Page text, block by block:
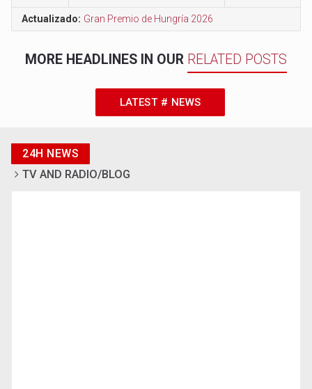
Actualizado: Gran Premio de Hungría 2026
MORE HEADLINES IN OUR RELATED POSTS
LATEST # NEWS
24H NEWS
TV AND RADIO/BLOG